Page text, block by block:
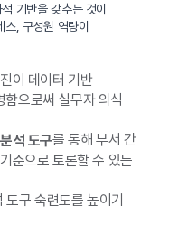
기반을 갖추는 것이
, 구성원 역량이
이 데이터 기반
으로써 실무자 의식
석 도구를 통해 부서 간
준으로 토론할 수 있는
구 숙련도를 높이기